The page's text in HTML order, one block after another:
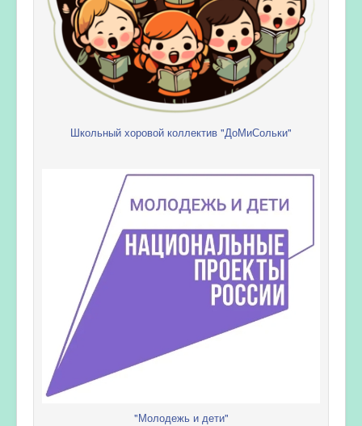
Школьный хоровой коллектив "ДоМиСольки"
"Молодежь и дети"